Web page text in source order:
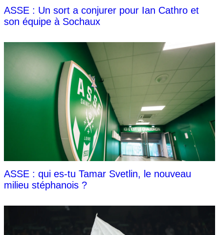
ASSE : Un sort a conjurer pour Ian Cathro et
son équipe à Sochaux
ASSE : qui es-tu Tamar Svetlin, le nouveau
milieu stéphanois ?